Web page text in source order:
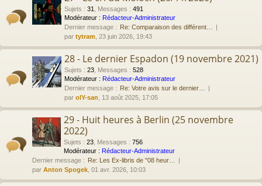
Sujets : 31 Messages : 491
Modérateur : Rédacteur-Administrateur
Dernier message : Re: Comparaison des différent…
par tytram , 23 juin 2026, 19:43
28 - Le dernier Espadon (19 novembre 2021)
Sujets : 23 Messages : 528
Modérateur : Rédacteur-Administrateur
Dernier message : Re: Votre avis sur le dernier…
par olY-san , 13 août 2025, 17:05
29 - Huit heures à Berlin (25 novembre
2022)
Sujets : 23 Messages : 756
Modérateur : Rédacteur-Administrateur
Dernier message : Re: Les Ex-libris de "08 heur…
par Anton Spogek , 01 avr. 2026, 10:03